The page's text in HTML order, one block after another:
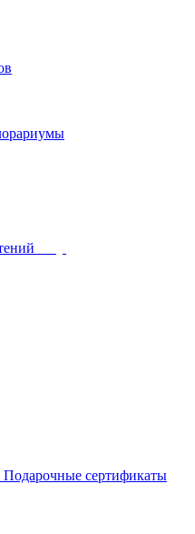
Подарочные сертификаты